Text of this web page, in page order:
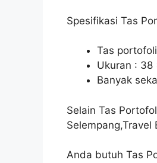
Spesifikasi Tas
Tas
Ukuran : 38
Banyak
Selain Tas
Selempang,Travel
Anda butuh Tas